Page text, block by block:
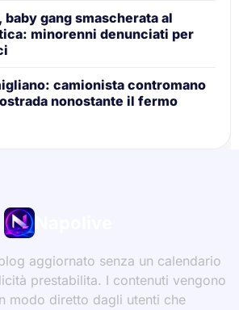
baby gang smascherata al
minorenni denunciati per
camionista contromano
nonostante il fermo
aggiornato senza un calendario
prestabilita. I contenuti vengono
modo diretto dagli utenti che